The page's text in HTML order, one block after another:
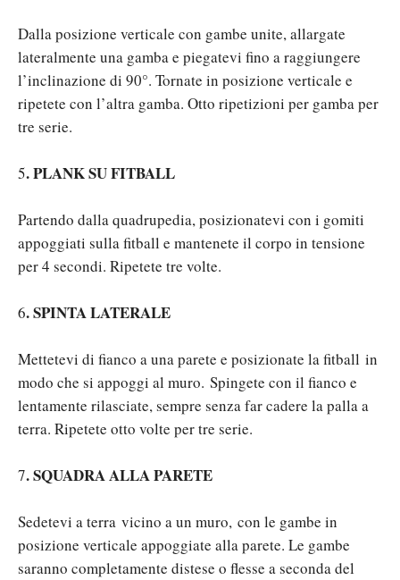
Dalla posizione verticale con gambe unite, allargate
lateralmente una gamba e piegatevi fino a raggiungere
l’inclinazione di 90°. Tornate in posizione verticale e
ripetete con l’altra gamba. Otto ripetizioni per gamba per
tre serie.
5.PLANK SU FITBALL
Partendo dalla quadrupedia, posizionatevi con i gomiti
appoggiati sulla fitball e mantenete il corpo in tensione
per 4 secondi. Ripetete tre volte.
6.SPINTA LATERALE
Mettetevi di fianco a una parete e posizionate la fitball in
modo che si appoggi al muro. Spingete con il fianco e
lentamente rilasciate, sempre senza far cadere la palla a
terra. Ripetete otto volte per tre serie.
7.SQUADRA ALLA PARETE
Sedetevi a terra vicino a un muro, con le gambe in
posizione verticale appoggiate alla parete. Le gambe
saranno completamente distese o flesse a seconda del